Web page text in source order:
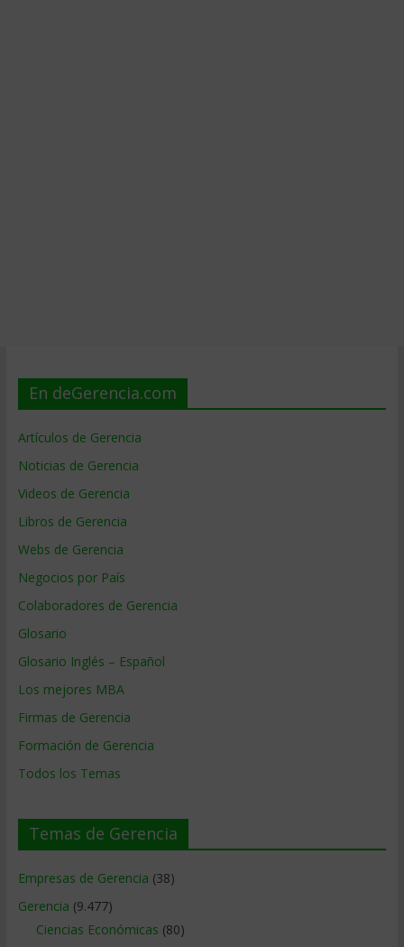
En deGerencia.com
Artículos de Gerencia
Noticias de Gerencia
Videos de Gerencia
Libros de Gerencia
Webs de Gerencia
Negocios por País
Colaboradores de Gerencia
Glosario
Glosario Inglés – Español
Los mejores MBA
Firmas de Gerencia
Formación de Gerencia
Todos los Temas
Temas de Gerencia
Empresas de Gerencia (38)
Gerencia (9.477)
Ciencias Económicas (80)